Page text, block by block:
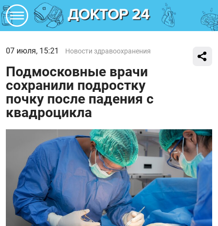
07 июля, 15:21 Новости здравоохранения
Подмосковные врачи
сохранили подростку
почку после падения с
квадроцикла